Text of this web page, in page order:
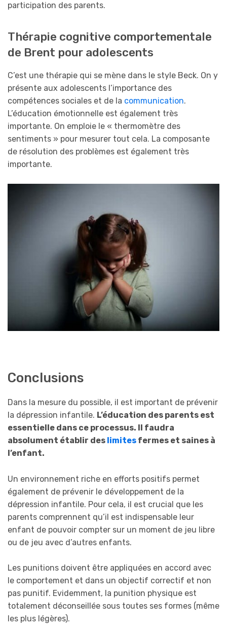
participation des parents.
Thérapie cognitive comportementale
de Brent pour adolescents
C’est une thérapie qui se mène dans le style Beck. On y
présente aux adolescents l’importance des
compétences sociales et de la communication.
L’éducation émotionnelle est également très
importante. On emploie le « thermomètre des
sentiments » pour mesurer tout cela. La composante
de résolution des problèmes est également très
importante.
Conclusions
Dans la mesure du possible, il est important de prévenir
la dépression infantile. L’éducation des parents est
essentielle dans ce processus. Il faudra
absolument établir des limites fermes et saines à
l’enfant.
Un environnement riche en efforts positifs permet
également de prévenir le développement de la
dépression infantile. Pour cela, il est crucial que les
parents comprennent qu’il est indispensable leur
enfant de pouvoir compter sur un moment de jeu libre
ou de jeu avec d’autres enfants.
Les punitions doivent être appliquées en accord avec
le comportement et dans un objectif correctif et non
pas punitif. Evidemment, la punition physique est
totalement déconseillée sous toutes ses formes (même
les plus légères).